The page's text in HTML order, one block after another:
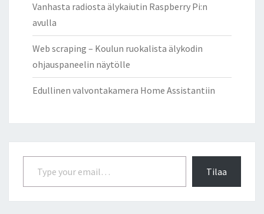
Vanhasta radiosta älykaiutin Raspberry Pi:n
avulla
Web scraping – Koulun ruokalista älykodin
ohjauspaneelin näytölle
Edullinen valvontakamera Home Assistantiin
Type your email…
Tilaa